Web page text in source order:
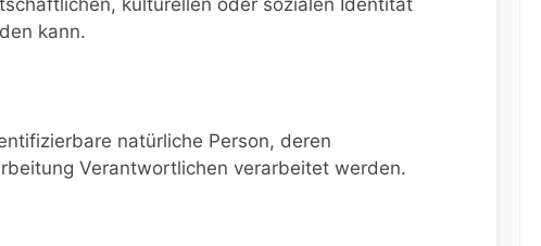
kann.
natürliche Person, deren
Verantwortlichen verarbeitet werden.